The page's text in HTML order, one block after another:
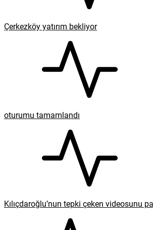
Çerkezköy yatırım bekliyor
oturumu tamamlandı
Kılıçdaroğlu’nun tepki çeken videosunu